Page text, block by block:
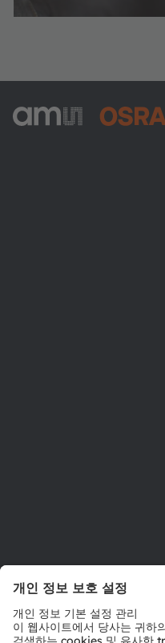
문의
파트너 네트워크